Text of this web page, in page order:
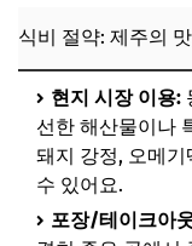
식비 절약: 제주의
현지 시장 이용:
선한 해산물이나
돼지 강정, 오메
수 있어요.
포장/테이크아